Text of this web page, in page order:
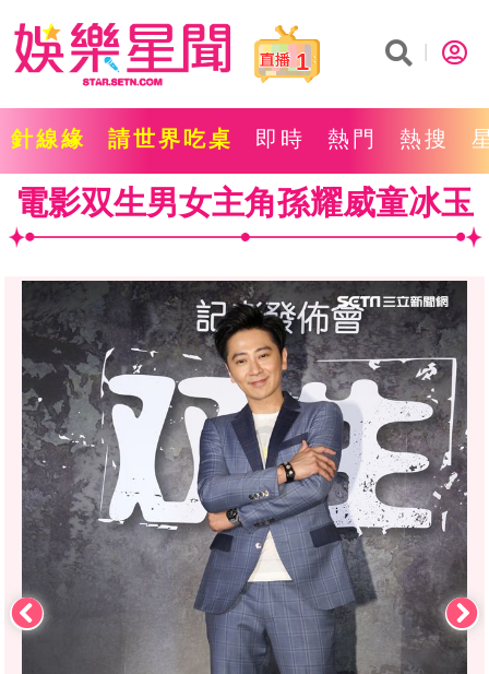
1
針線緣 請世界吃桌 即時 熱門 熱搜
電影双生男女主角孫耀威童冰玉